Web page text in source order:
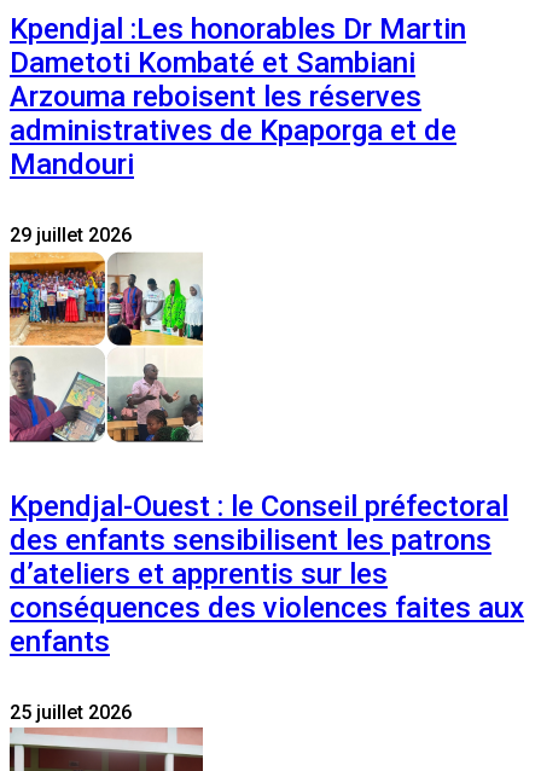
Kpendjal :Les honorables Dr Martin
Dametoti Kombaté et Sambiani
Arzouma reboisent les réserves
administratives de Kpaporga et de
Mandouri
29 juillet 2026
Kpendjal-Ouest : le Conseil préfectoral
des enfants sensibilisent les patrons
d’ateliers et apprentis sur les
conséquences des violences faites aux
enfants
25 juillet 2026